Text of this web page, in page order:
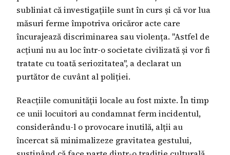
subliniat că investigațiile sunt în curs și că vor lua
măsuri ferme împotriva oricăror acte care
încurajează discriminarea sau violența. "Astfel de
acțiuni nu au loc într-o societate civilizată și vor fi
tratate cu toată seriozitatea", a declarat un
purtător de cuvânt al poliției.
Reacțiile comunității locale au fost mixte. În timp
ce unii locuitori au condamnat ferm incidentul,
considerându-l o provocare inutilă, alții au
încercat să minimalizeze gravitatea gestului,